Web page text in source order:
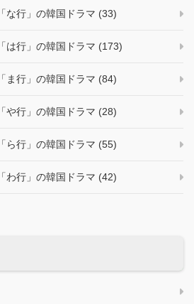
な行」の韓国ドラマ (33)
は行」の韓国ドラマ (173)
ま行」の韓国ドラマ (84)
や行」の韓国ドラマ (28)
ら行」の韓国ドラマ (55)
わ行」の韓国ドラマ (42)